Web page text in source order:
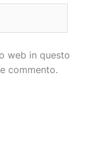
web in questo
commento.